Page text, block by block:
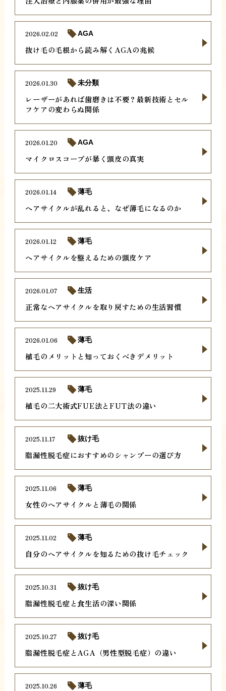
抜け毛の毛根から読み解くAGAの兆候
2026.02.02 AGA
レーザーがあれば歯磨きは不要？最新技術とセル
フケアの変わらぬ関係
2026.01.30 未分類
マイクロスコープが暴く頭皮の真実
2026.01.20 AGA
ヘアサイクルが乱れると、なぜ薄毛になるのか
2026.01.14 薄毛
ヘアサイクルを整えるための頭皮ケア
2026.01.12 薄毛
正常なヘアサイクルを取り戻すための生活習慣
2026.01.07 生活
植毛のメリットと知っておくべきデメリット
2026.01.06 薄毛
植毛の二大術式FUE法とFUT法の違い
2025.11.29 薄毛
脂漏性脱毛症におすすめのシャンプーの選び方
2025.11.17 抜け毛
女性のヘアサイクルと薄毛の関係
2025.11.06 薄毛
自分のヘアサイクルを知るための抜け毛チェック
2025.11.02 薄毛
脂漏性脱毛症と食生活の深い関係
2025.10.31 抜け毛
脂漏性脱毛症とAGA（男性型脱毛症）の違い
2025.10.27 抜け毛
2025.10.26 薄毛